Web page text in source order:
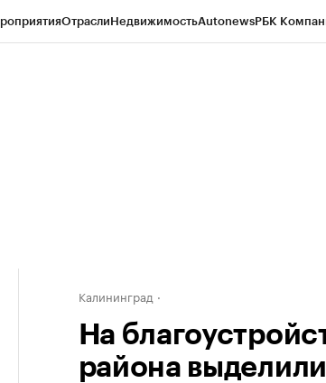
ОтраслиНедвижимостьAutonewsРБК
Калининград
На
района